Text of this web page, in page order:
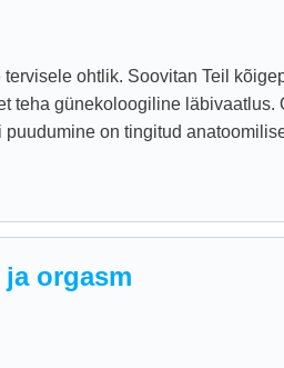
ohtlik. Soovitan Teil
teha günekoloogiline läbivaatlus.
puudumine on tingitud
orgasm